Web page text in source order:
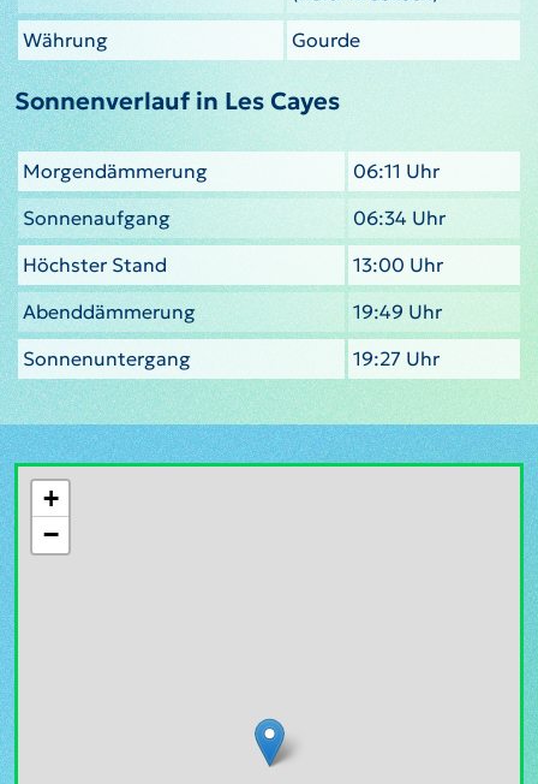
Währung
Gourde
Sonnenverlauf in Les Cayes
Morgendämmerung
06:11 Uhr
Sonnenaufgang
06:34 Uhr
Höchster Stand
13:00 Uhr
Abenddämmerung
19:49 Uhr
Sonnenuntergang
19:27 Uhr
+
−